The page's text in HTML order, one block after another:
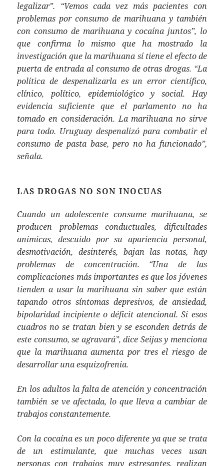
legalizar”. “Vemos cada vez más pacientes con
problemas por consumo de marihuana y también
con consumo de marihuana y cocaína juntos”, lo
que confirma lo mismo que ha mostrado la
investigación que la marihuana sí tiene el efecto de
puerta de entrada al consumo de otras drogas. “La
política de despenalizarla es un error científico,
clínico, político, epidemiológico y social. Hay
evidencia suficiente que el parlamento no ha
tomado en consideración. La marihuana no sirve
para todo. Uruguay despenalizó para combatir el
consumo de pasta base, pero no ha funcionado”,
señala.
LAS DROGAS NO SON INOCUAS
Cuando un adolescente consume marihuana, se
producen problemas conductuales, dificultades
anímicas, descuido por su apariencia personal,
desmotivación, desinterés, bajan las notas, hay
problemas de concentración. “Una de las
complicaciones más importantes es que los jóvenes
tienden a usar la marihuana sin saber que están
tapando otros síntomas depresivos, de ansiedad,
bipolaridad incipiente o déficit atencional. Si esos
cuadros no se tratan bien y se esconden detrás de
este consumo, se agravará”, dice Seijas y menciona
que la marihuana aumenta por tres el riesgo de
desarrollar una esquizofrenia.
En los adultos la falta de atención y concentración
también se ve afectada, lo que lleva a cambiar de
trabajos constantemente.
Con la cocaína es un poco diferente ya que se trata
de un estimulante, que muchas veces usan
personas con trabajos muy estresantes, realizan